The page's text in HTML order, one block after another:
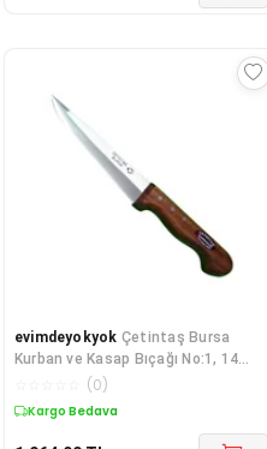
evimdeyokyok Çetintaş Bursa
Kurban ve Kasap Bıçağı No:1, 14
cm, Ahşap Gül Sap
(0)
Kargo Bedava